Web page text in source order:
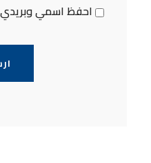
احفظ اسمي وبريدي